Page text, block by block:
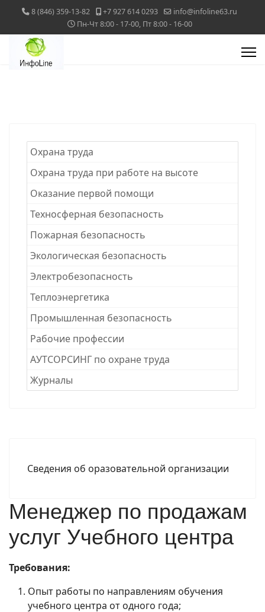
8 (846) 359-13-82 +7 927 614 0293
info@infoline63.ru
Пн-Чт 8:00 - 17-00, Пт 8:00 - 16-00
Охрана труда
Охрана труда при работе на высоте
Оказание первой помощи
Техносферная безопасность
Пожарная безопасность
Экологическая безопасность
Электробезопасность
Теплоэнергетика
Промышленная безопасность
Рабочие професcии
АУТСОРСИНГ по охране труда
Журналы
Сведения об оразовательной организации
Менеджер по продажам
услуг Учебного центра
Требования:
Опыт работы по направлениям обучения
учебного центра от одного года;